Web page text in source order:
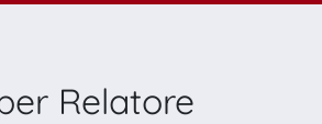
Relatore